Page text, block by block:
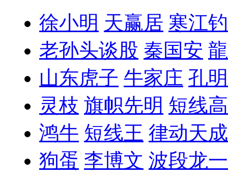
徐小明 天赢居 寒江
老孙头谈股 秦国安
山东虎子 牛家庄 孔
灵枝 旗帜先明 短线
鸿牛 短线王 律动天成
狗蛋 李博文 波段龙一